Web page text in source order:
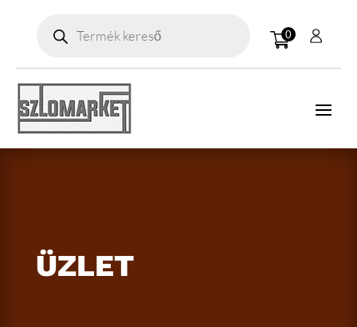
search
0
ÜZLET